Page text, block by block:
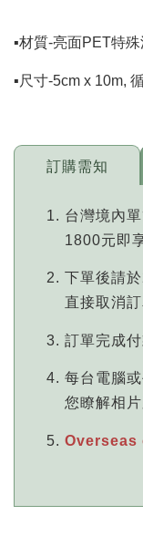
▪️材質-亮面PET特
▪️尺寸-5cm x 10m,
訂購需知
台灣境內
1800元即
下單後請
直接取消訂
訂單完成
每台電腦
您瞭解相
Overseas